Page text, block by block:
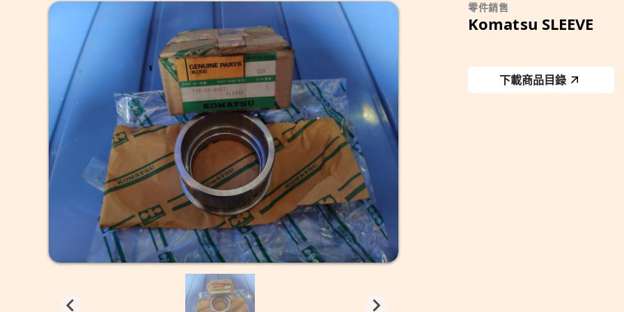
零件銷售
Komatsu SLEEVE
下載商品目錄